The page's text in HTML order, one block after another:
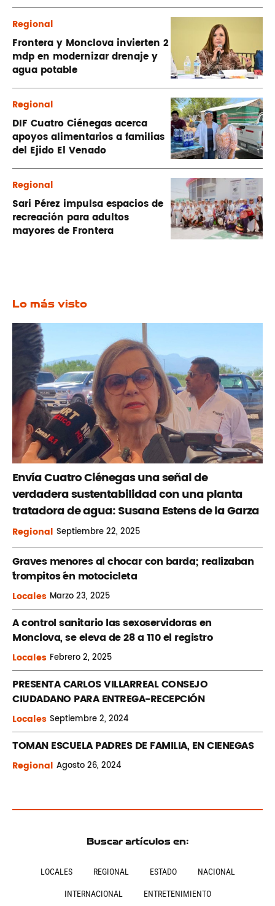
Regional
Frontera y Monclova invierten 2
mdp en modernizar drenaje y
agua potable
Regional
DIF Cuatro Ciénegas acerca
apoyos alimentarios a familias
del Ejido El Venado
Regional
Sari Pérez impulsa espacios de
recreación para adultos
mayores de Frontera
Lo más visto
Envía Cuatro Ciénegas una señal de
verdadera sustentabilidad con una planta
tratadora de agua: Susana Estens de la Garza
Regional Septiembre22, 2025
Graves menores al chocar con barda; realizaban
´trompitos ´en motocicleta
Locales Marzo23, 2025
A control sanitario las sexoservidoras en
Monclova, se eleva de 28 a 110 el registro
Locales Febrero2, 2025
PRESENTA CARLOS VILLARREAL CONSEJO
CIUDADANO PARA ENTREGA-RECEPCIÓN
Locales Septiembre2, 2024
TOMAN ESCUELA PADRES DE FAMILIA, EN CIENEGAS
Regional Agosto26, 2024
Buscar artículos en:
LOCALES REGIONAL ESTADO NACIONAL
INTERNACIONAL ENTRETENIMIENTO